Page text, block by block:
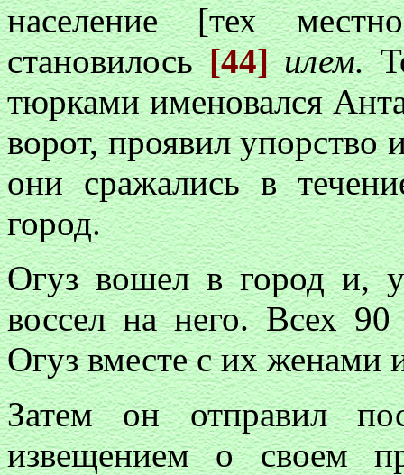
население [тех
становилось[44] илем.
тюрками именовался
ворот, проявил упорство
они сражались в
город.
Огуз вошел в город и,
воссел на него. Всех
Огуз вместе с их женами
Затем он отправил
извещением о своем